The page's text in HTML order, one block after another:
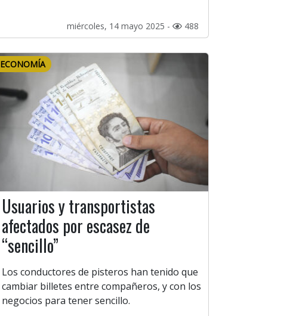
miércoles, 14 mayo 2025 - 488
ECONOMÍA
Usuarios y transportistas
afectados por escasez de
“sencillo”
Los conductores de pisteros han tenido que
cambiar billetes entre compañeros, y con los
negocios para tener sencillo.